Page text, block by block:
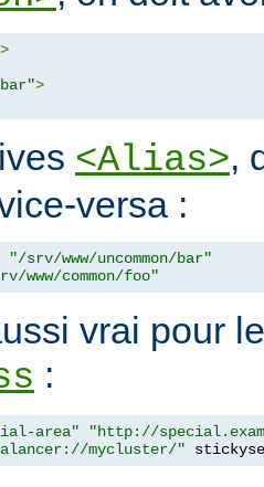
>
>
<Alias>,
versa :
"/srv/www/uncommon/bar"
www/common/foo"
vrai pour
:
area"
"http://
mycluster/"